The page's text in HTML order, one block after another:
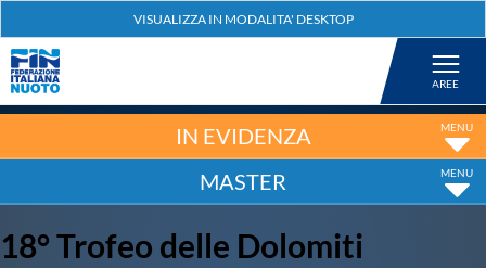
Nuoto
Tuffi
IN EVIDENZA
MASTER
18° Trofeo delle Dolomiti